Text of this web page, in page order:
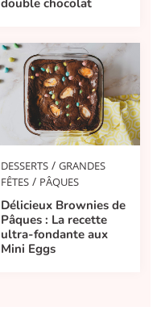
DESSERTS / GRANDES
FÊTES / PÂQUES
Délicieux Brownies de
Pâques : La recette
ultra-fondante aux
Mini Eggs